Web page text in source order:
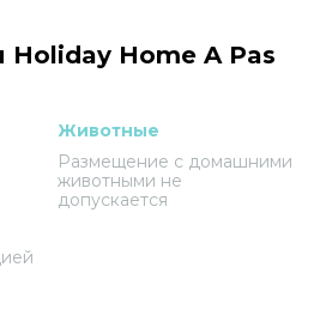
Holiday Home A Pas
Животные
Размещение с домашними
животными не
допускается